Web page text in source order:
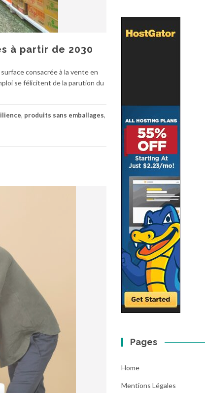
à partir de 2030
consacrée à la vente en
se félicitent de la parution du
, produits sans emballages,
Pages
Home
Mentions Légales